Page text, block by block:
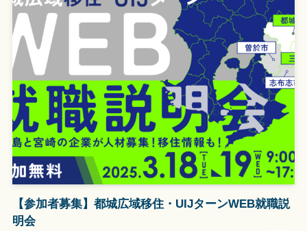
【参加者募集】都城広域移住・UIJターンWEB就職説
明会